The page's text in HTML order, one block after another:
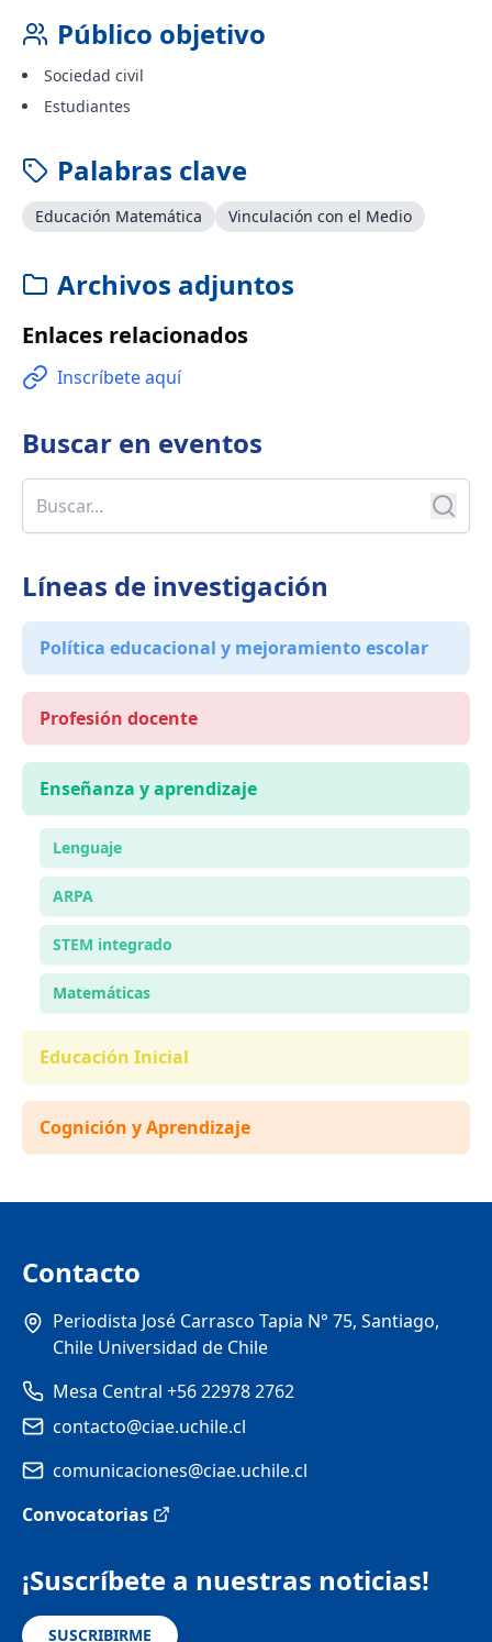
Público objetivo
Sociedad civil
Estudiantes
Palabras clave
Educación Matemática Vinculación con el Medio
Archivos adjuntos
Enlaces relacionados
Inscríbete aquí
Buscar en eventos
Líneas de investigación
Política educacional y mejoramiento escolar
Profesión docente
Enseñanza y aprendizaje
Lenguaje
ARPA
STEM integrado
Matemáticas
Educación Inicial
Cognición y Aprendizaje
Contacto
Periodista José Carrasco Tapia N° 75, Santiago,
Chile Universidad de Chile
Mesa Central +56 22978 2762
contacto@ciae.uchile.cl
comunicaciones@ciae.uchile.cl
Convocatorias
¡Suscríbete a nuestras noticias!
SUSCRIBIRME